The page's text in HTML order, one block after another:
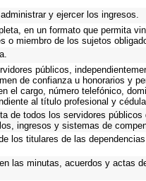
y ejercer los ingresos.
en un formato que permita
o miembro de los sujetos
públicos,
de confianza u honorarios y
el cargo, número telefónico,
al título profesional y
de todos los servidores
ingresos y sistemas de
los titulares de las
las minutas, acuerdos y actas